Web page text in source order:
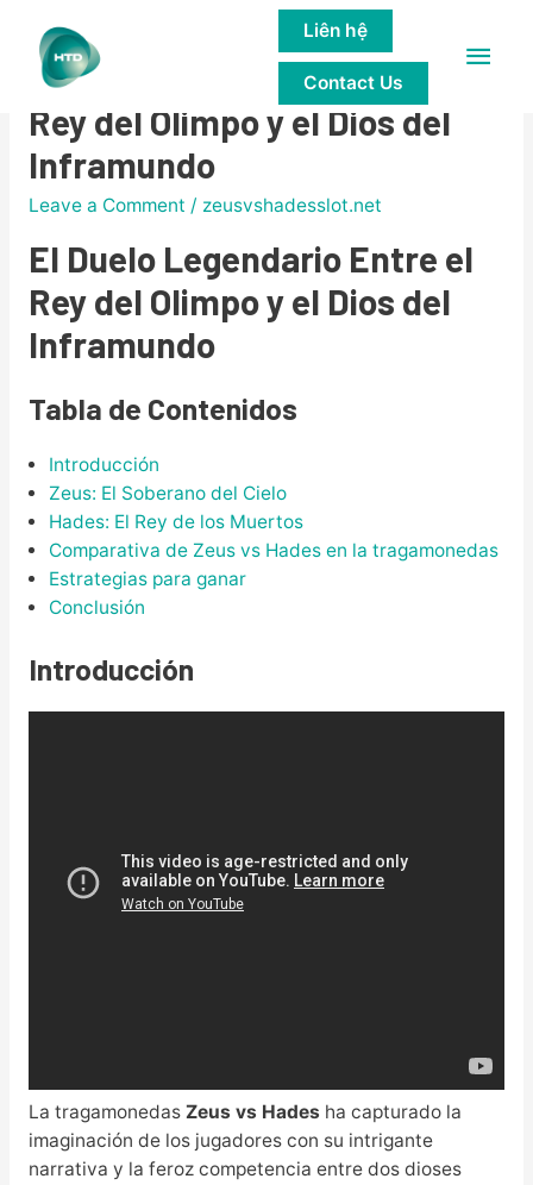
Main
Liên hệ
Contact Us
El Duelo Legendario Entre el
Rey del Olimpo y el Dios del
Inframundo
Leave a Comment / zeusvshadesslot.net
El Duelo Legendario Entre el
Rey del Olimpo y el Dios del
Inframundo
Tabla de Contenidos
Introducción
Zeus: El Soberano del Cielo
Hades: El Rey de los Muertos
Comparativa de Zeus vs Hades en la tragamonedas
Estrategias para ganar
Conclusión
Introducción
La tragamonedas Zeus vs Hades ha capturado la
imaginación de los jugadores con su intrigante
narrativa y la feroz competencia entre dos dioses